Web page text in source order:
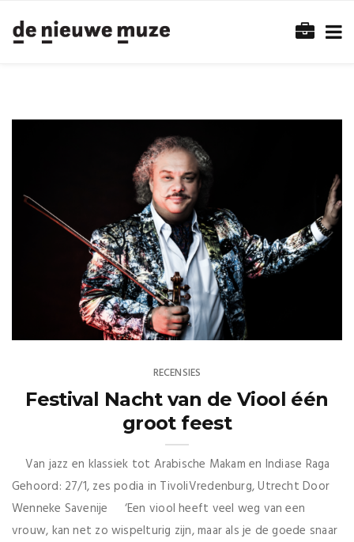
RECENSIES
Festival Nacht van de Viool één
groot feest
Van jazz en klassiek tot Arabische Makam en Indiase Raga
Gehoord: 27/1, zes podia in TivoliVredenburg, Utrecht Door
Wenneke Savenije ‘Een viool heeft veel weg van een
vrouw, kan net zo wispelturig zijn, maar als je de goede snaar